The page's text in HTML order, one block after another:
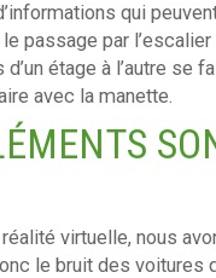
qui
passage par l’escalier
étage à l’autre se
avec la manette.
virtuelle, nous
le bruit des voitures